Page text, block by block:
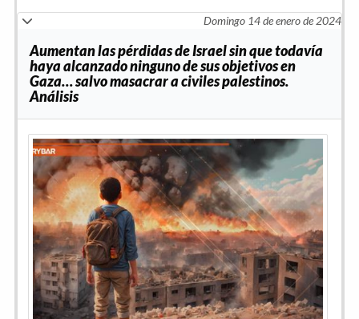
Domingo 14 de enero de 2024
Aumentan las pérdidas de Israel sin que todavía
haya alcanzado ninguno de sus objetivos en
Gaza… salvo masacrar a civiles palestinos.
Análisis